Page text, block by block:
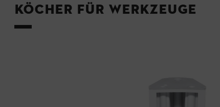
Köcher für Werkzeuge